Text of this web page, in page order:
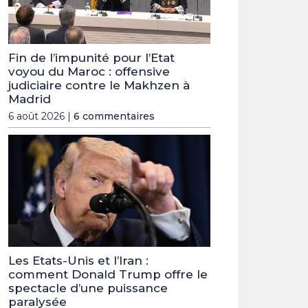
Fin de l’impunité pour l’Etat
voyou du Maroc : offensive
judiciaire contre le Makhzen à
Madrid
6 août 2026 | 6 commentaires
Les Etats-Unis et l’Iran :
comment Donald Trump offre le
spectacle d’une puissance
paralysée